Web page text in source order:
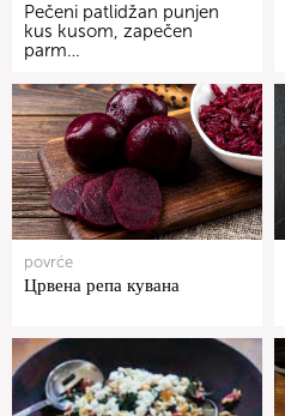
Pečeni patlidžan punjen
kus kusom, zapečen
parm…
povrće
Црвена репа кувана